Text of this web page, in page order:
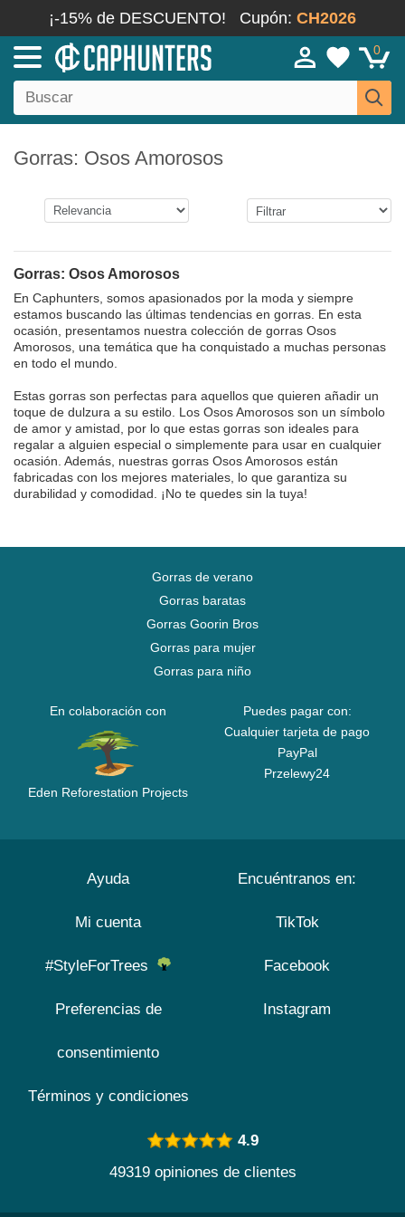
¡-15% de DESCUENTO! Cupón: CH2026
0
Gorras: Osos Amorosos
Gorras: Osos Amorosos
En Caphunters, somos apasionados por la moda y siempre
estamos buscando las últimas tendencias en gorras. En esta
ocasión, presentamos nuestra colección de gorras Osos
Amorosos, una temática que ha conquistado a muchas personas
en todo el mundo.
Estas gorras son perfectas para aquellos que quieren añadir un
toque de dulzura a su estilo. Los Osos Amorosos son un símbolo
de amor y amistad, por lo que estas gorras son ideales para
regalar a alguien especial o simplemente para usar en cualquier
ocasión. Además, nuestras gorras Osos Amorosos están
fabricadas con los mejores materiales, lo que garantiza su
durabilidad y comodidad. ¡No te quedes sin la tuya!
Gorras de verano
Gorras baratas
Gorras Goorin Bros
Gorras para mujer
Gorras para niño
En colaboración con
Eden Reforestation Projects
Puedes pagar con:
Cualquier tarjeta de pago
PayPal
Przelewy24
Ayuda
Mi cuenta
#StyleForTrees
Preferencias de
consentimiento
Términos y condiciones
Encuéntranos en:
TikTok
Facebook
Instagram
4.9
49319 opiniones de clientes